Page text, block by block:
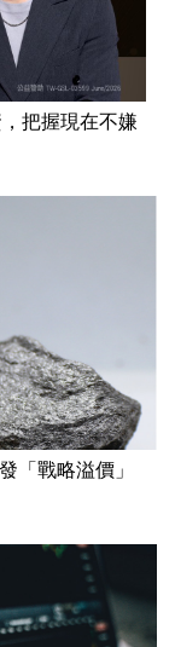
把握現在不嫌
「戰略溢價」